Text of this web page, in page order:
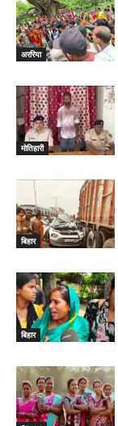
अररिया
मोतिहारी
बिहार
बिहार